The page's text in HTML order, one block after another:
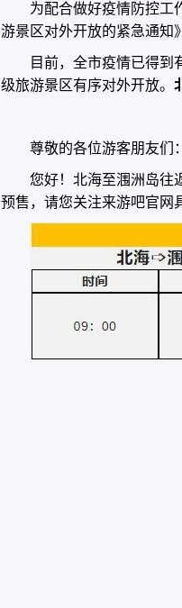
为配合做好疫情防控工
游景区对外开放的紧急通知
目前，全市疫情已得到
级旅游景区有序对外开放。
尊敬的各位游客朋友们：
您好！北海至涠洲岛往
预售，请您关注来游吧官网